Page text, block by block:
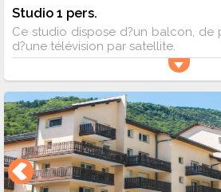
Studio 1 pers.
Ce studio dispose d?un balcon, de
d?une télévision par satellite.